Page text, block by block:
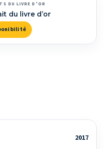
DU LIVRE D’OR
du livre d’or
2017